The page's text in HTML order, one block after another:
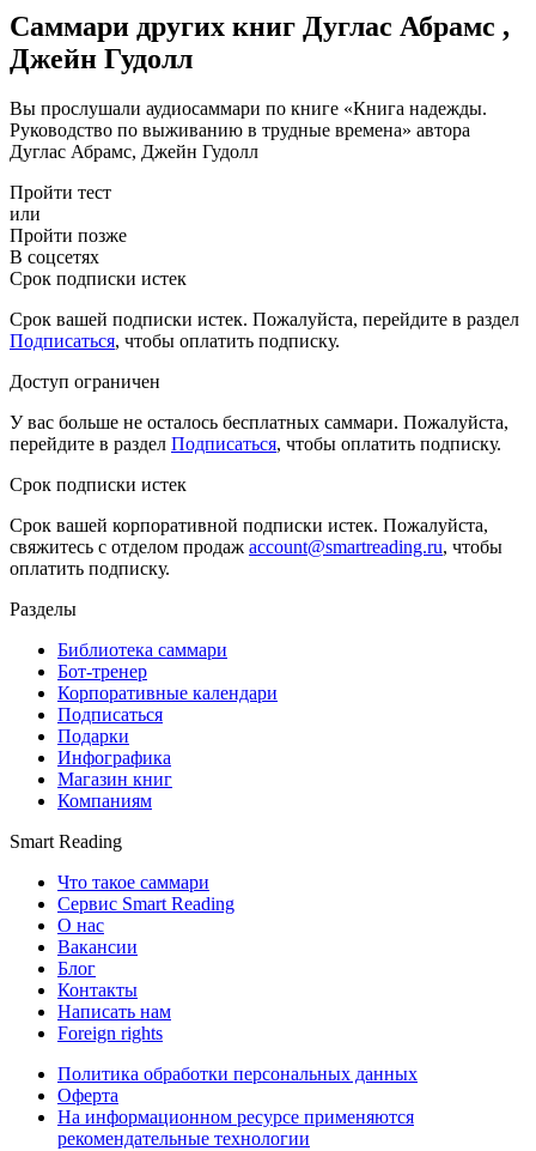
Саммари других книг Дуглас Абрамс ,
Джейн Гудолл
Вы прослушали аудиосаммари по книге «Книга надежды.
Руководство по выживанию в трудные времена» автора
Дуглас Абрамс, Джейн Гудолл
Пройти тест
или
Пройти позже
В соцсетях
Срок подписки истек
Срок вашей подписки истек. Пожалуйста, перейдите в раздел
Подписаться, чтобы оплатить подписку.
Доступ ограничен
У вас больше не осталось бесплатных саммари. Пожалуйста,
перейдите в раздел Подписаться, чтобы оплатить подписку.
Срок подписки истек
Срок вашей корпоративной подписки истек. Пожалуйста,
свяжитесь с отделом продаж account@smartreading.ru, чтобы
оплатить подписку.
Разделы
Библиотека саммари
Бот-тренер
Корпоративные календари
Подписаться
Подарки
Инфографика
Магазин книг
Компаниям
Smart Reading
Что такое саммари
Сервис Smart Reading
О нас
Вакансии
Блог
Контакты
Написать нам
Foreign rights
Политика обработки персональных данных
Оферта
На информационном ресурсе применяются
рекомендательные технологии